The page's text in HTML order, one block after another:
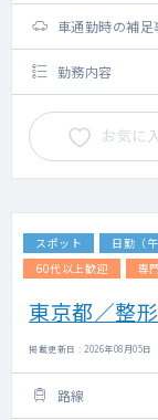
車通勤時の補足
勤務内容
お気に
スポット 日勤（午
60代以上歓迎
専
東京都／整
掲載更新日 : 2026年08月05
路線